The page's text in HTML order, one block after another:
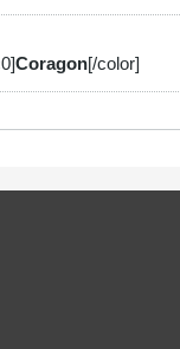
Coragon[/color]